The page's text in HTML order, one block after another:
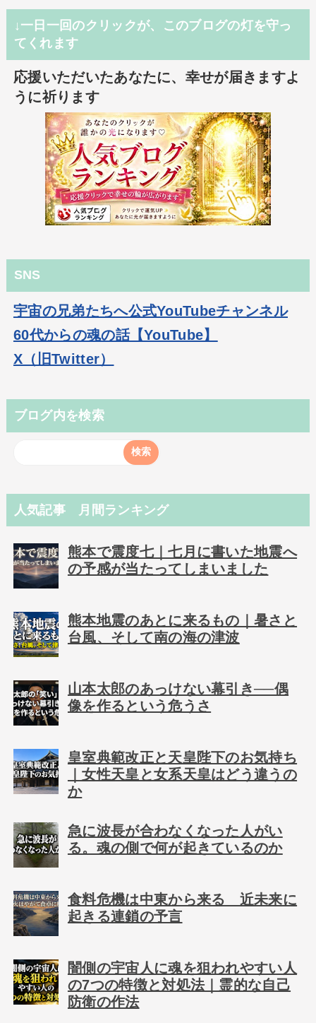
↓一日一回のクリックが、このブログの灯を守っ
てくれます
応援いただいたあなたに、幸せが届きますよ
うに祈ります
SNS
宇宙の兄弟たちへ公式YouTubeチャンネル
60代からの魂の話【YouTube】
X（旧Twitter）
ブログ内を検索
人気記事 月間ランキング
熊本で震度七｜七月に書いた地震へ
の予感が当たってしまいました
熊本地震のあとに来るもの｜暑さと
台風、そして南の海の津波
山本太郎のあっけない幕引き──偶
像を作るという危うさ
皇室典範改正と天皇陛下のお気持ち
｜女性天皇と女系天皇はどう違うの
か
急に波長が合わなくなった人がい
る。魂の側で何が起きているのか
食料危機は中東から来る 近未来に
起きる連鎖の予言
闇側の宇宙人に魂を狙われやすい人
の7つの特徴と対処法｜霊的な自己
防衛の作法